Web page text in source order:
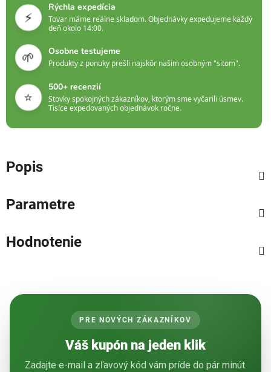
⚡
Rýchla expedícia
Tovar máme reálne skladom. Objednávky expedujeme každý
deň okolo 14:00.
🌱 Osobne testujeme
Produkty z ponuky prešli najskôr našim osobným "sitom".
⭐
500+ recenzií
Stovky spokojných zákazníkov, ktorým sme vyčarili úsmev.
Tisíce expedovaných objednávok ročne.
Popis
Parametre
Hodnotenie
PRE NOVÝCH ZÁKAZNÍKOV
Váš kupón na jeden klik
Zadajte e-mail a zľavový kód vám príde do pár minút.